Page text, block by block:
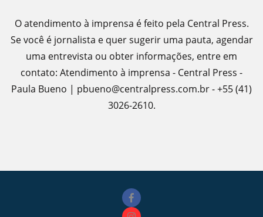
O atendimento à imprensa é feito pela Central Press.
Se você é jornalista e quer sugerir uma pauta, agendar
uma entrevista ou obter informações, entre em
contato: Atendimento à imprensa - Central Press -
Paula Bueno | pbueno@centralpress.com.br - +55 (41)
3026-2610.